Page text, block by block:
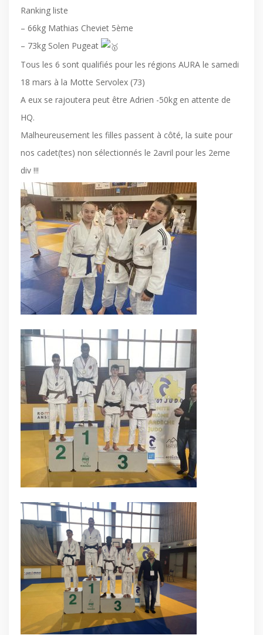
Ranking liste
– 66kg Mathias Cheviet 5ème
– 73kg Solen Pugeat
Tous les 6 sont qualifiés pour les régions AURA le samedi
18 mars à la Motte Servolex (73)
A eux se rajoutera peut être Adrien -50kg en attente de
HQ.
Malheureusement les filles passent à côté, la suite pour
nos cadet(tes) non sélectionnés le 2avril pour les 2eme
div !!!